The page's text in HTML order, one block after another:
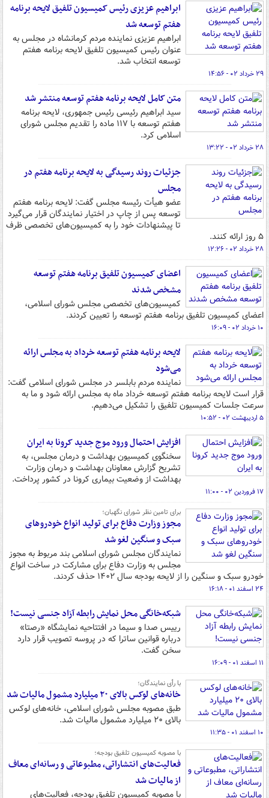
ابراهیم عزیزی رئیس کمیسیون تلفیق لایحه برنامه
هفتم توسعه شد
ابراهیم عزیزی نماینده مردم کرمانشاه در مجلس به
عنوان رئیس کمیسیون تلفیق لایحه برنامه هفتم
توسعه انتخاب شد.
۲۹ خرداد ۰۲ - ۱۴:۵۶
متن کامل لایحه برنامه هفتم توسعه منتشر شد
سید ابراهیم رئیسی رئیس جمهوری، لایحه برنامه
هفتم توسعه با ۱۱۷ ماده را تقدیم مجلس شورای
اسلامی کرد.
۲۸ خرداد ۰۲ - ۱۳:۲۲
جزئیات روند رسیدگی به لایحه برنامه هفتم در
مجلس
عضو هیأت رئیسه مجلس گفت: لایحه برنامه هفتم
توسعه پس از چاپ در اختیار نمایندگان قرار می‌گیرد
تا پیشنهادات خود را به کمیسیون‌های تخصصی ظرف
۵ روز ارائه کنند.
۲۸ خرداد ۰۲ - ۱۲:۲۶
اعضای کمیسیون تلفیق برنامه هفتم توسعه
مشخص شدند
کمیسیون‌های تخصصی مجلس شورای اسلامی،
اعضای کمیسیون تلفیق برنامه هفتم توسعه را تعیین کردند.
۱۰ خرداد ۰۲ - ۱۶:۰۹
لایحه برنامه هفتم توسعه خرداد به مجلس ارائه
می‌شود
نماینده مردم بابلسر در مجلس شورای اسلامی گفت:
قرار است لایحه برنامه هفتم توسعه خرداد ماه به مجلس ارائه شود و ما به
سرعت جلسات کمیسیون تلفیق را تشکیل می‌دهیم.
۵ اردیبهشت ۰۲ - ۱۰:۵۲
افزایش احتمال ورود موج جدید کرونا به ایران
سخنگوی کمیسیون بهداشت و درمان مجلس، به
تشریح گزارش معاونان بهداشت و درمان وزارت
بهداشت از وضعیت بیماری کرونا در کشور پرداخت.
۱۷ فروردین ۰۲ - ۱۱:۰۰
برای تامین نظر شورای نگهبان؛
مجوز وزارت دفاع برای تولید انواع خودروهای
سبک و سنگین لغو شد
نمایندگان مجلس شورای اسلامی بند مربوط به مجوز
مجلس به وزارت دفاع برای مشارکت در ساخت انواع
خودرو سبک و سنگین را از لایحه بودجه سال ۱۴۰۲ حذف کردند.
۲۴ اسفند ۰۱ - ۱۶:۱۸
شبکه‌خانگی محل نمایش رابطه آزاد جنسی نیست!
رییس صدا و سیما در افتتاحیه نمایشگاه «رصتا»
درباره قوانین ساترا که در پروسه تصویب قرار دارد
سخن گفت.
۱۱ اسفند ۰۱ - ۱۶:۰۹
با رأی نمایندگان؛
خانه‌های لوکس بالای ۲۰ میلیارد مشمول مالیات شد
طبق مصوبه مجلس شورای اسلامی، خانه‌های لوکس
بالای ۲۰ میلیارد مشمول مالیات شد.
۱۰ اسفند ۰۱ - ۱۱:۳۵
با مصوبه کمیسیون تلفیق بودجه؛
فعالیت‌های انتشاراتی، مطبوعاتی و رسانه‌ای معاف
از مالیات شد
با مصوبه کمیسیون تلفیق بودجه، فعالیت‌های